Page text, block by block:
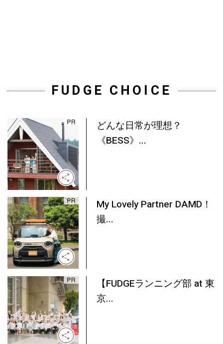
FUDGE CHOICE
どんな日常が理想？
《BESS》...
My Lovely Partner DAMD！
撮...
【FUDGEランニング部 at 東
京...